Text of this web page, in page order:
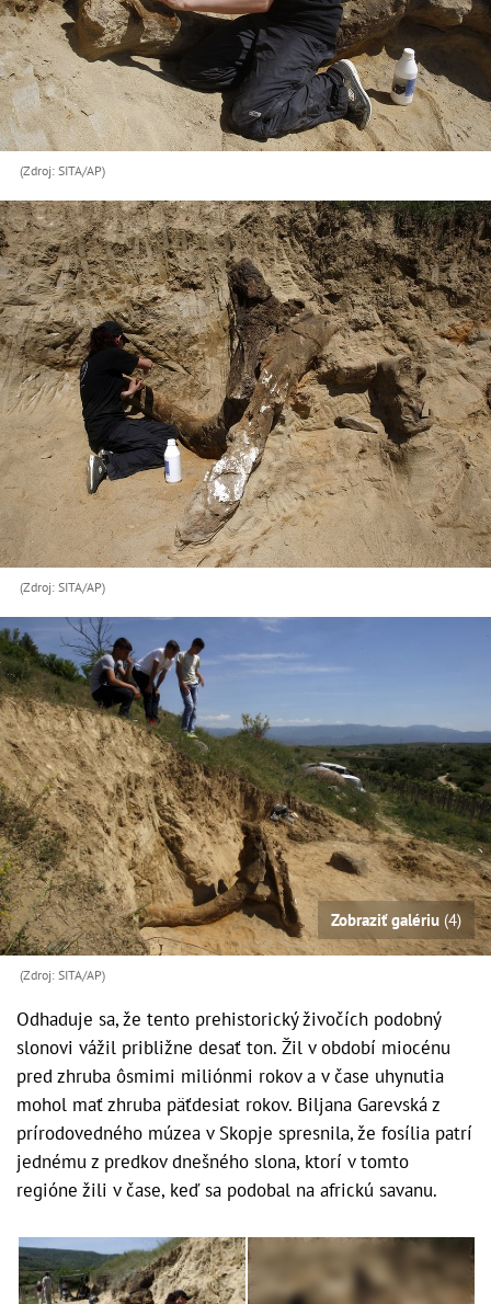
(Zdroj: SITA/AP)
(Zdroj: SITA/AP)
Zobraziť galériu (4)
(Zdroj: SITA/AP)
Odhaduje sa, že tento prehistorický živočích podobný
slonovi vážil približne desať ton. Žil v období miocénu
pred zhruba ôsmimi miliónmi rokov a v čase uhynutia
mohol mať zhruba päťdesiat rokov. Biljana Garevská z
prírodovedného múzea v Skopje spresnila, že fosília patrí
jednému z predkov dnešného slona, ktorí v tomto
regióne žili v čase, keď sa podobal na africkú savanu.